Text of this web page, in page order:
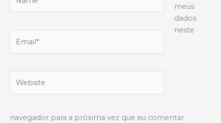
meus
dados
neste
navegador para a próxima vez que eu comentar.